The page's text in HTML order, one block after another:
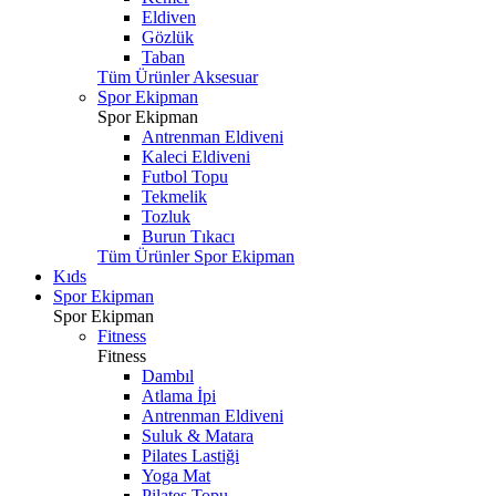
Eldiven
Gözlük
Taban
Tüm Ürünler Aksesuar
Spor Ekipman
Spor Ekipman
Antrenman Eldiveni
Kaleci Eldiveni
Futbol Topu
Tekmelik
Tozluk
Burun Tıkacı
Tüm Ürünler Spor Ekipman
Kıds
Spor Ekipman
Spor Ekipman
Fitness
Fitness
Dambıl
Atlama İpi
Antrenman Eldiveni
Suluk & Matara
Pilates Lastiği
Yoga Mat